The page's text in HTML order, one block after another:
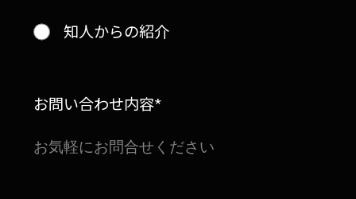
知人からの紹介
お問い合わせ内容*